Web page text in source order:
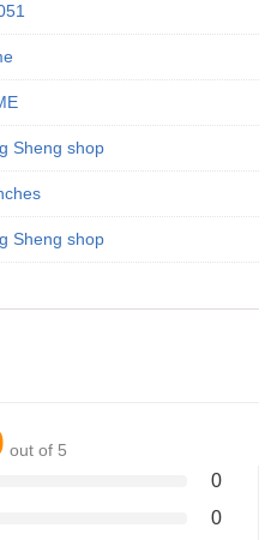
Sheng shop
Sheng shop
out of 5
0
0